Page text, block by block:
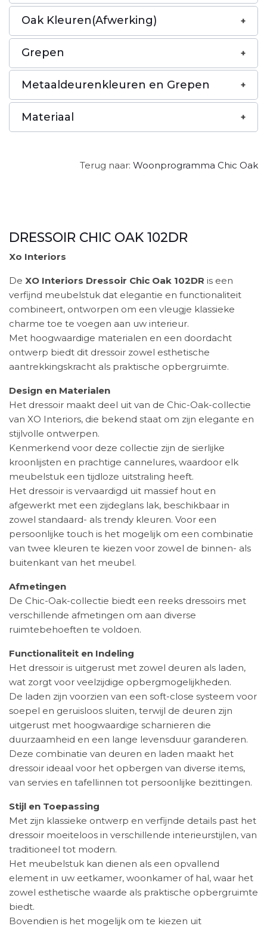
Oak Kleuren(Afwerking)
Grepen
Metaaldeurenkleuren en Grepen
Materiaal
Terug naar: Woonprogramma Chic Oak
DRESSOIR CHIC OAK 102DR
Xo Interiors
De XO Interiors Dressoir Chic Oak 102DR is een
verfijnd meubelstuk dat elegantie en functionaliteit
combineert, ontworpen om een vleugje klassieke
charme toe te voegen aan uw interieur.
Met hoogwaardige materialen en een doordacht
ontwerp biedt dit dressoir zowel esthetische
aantrekkingskracht als praktische opbergruimte.
Design en Materialen
Het dressoir maakt deel uit van de Chic-Oak-collectie
van XO Interiors, die bekend staat om zijn elegante en
stijlvolle ontwerpen.
Kenmerkend voor deze collectie zijn de sierlijke
kroonlijsten en prachtige cannelures, waardoor elk
meubelstuk een tijdloze uitstraling heeft.
Het dressoir is vervaardigd uit massief hout en
afgewerkt met een zijdeglans lak, beschikbaar in
zowel standaard- als trendy kleuren. Voor een
persoonlijke touch is het mogelijk om een combinatie
van twee kleuren te kiezen voor zowel de binnen- als
buitenkant van het meubel.
Afmetingen
De Chic-Oak-collectie biedt een reeks dressoirs met
verschillende afmetingen om aan diverse
ruimtebehoeften te voldoen.
Functionaliteit en Indeling
Het dressoir is uitgerust met zowel deuren als laden,
wat zorgt voor veelzijdige opbergmogelijkheden.
De laden zijn voorzien van een soft-close systeem voor
soepel en geruisloos sluiten, terwijl de deuren zijn
uitgerust met hoogwaardige scharnieren die
duurzaamheid en een lange levensduur garanderen.
Deze combinatie van deuren en laden maakt het
dressoir ideaal voor het opbergen van diverse items,
van servies en tafellinnen tot persoonlijke bezittingen.
Stijl en Toepassing
Met zijn klassieke ontwerp en verfijnde details past het
dressoir moeiteloos in verschillende interieurstijlen, van
traditioneel tot modern.
Het meubelstuk kan dienen als een opvallend
element in uw eetkamer, woonkamer of hal, waar het
zowel esthetische waarde als praktische opbergruimte
biedt.
Bovendien is het mogelijk om te kiezen uit